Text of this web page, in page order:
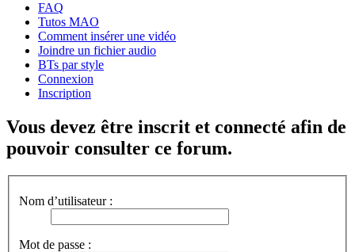
FAQ
Tutos MAO
Comment insérer une vidéo
Joindre un fichier audio
BTs par style
Connexion
Inscription
Vous devez être inscrit et connecté afin de
pouvoir consulter ce forum.
Nom d’utilisateur :
Mot de passe :